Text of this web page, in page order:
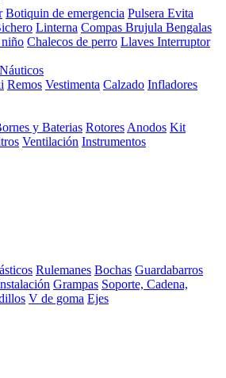
Botiquin de emergencia Pulsera Evita
Linterna Compas Brujula Bengalas
niño Chalecos de perro Llaves Interruptor
Remos Vestimenta Calzado Infladores
y Baterias Rotores Anodos Kit
Ventilación Instrumentos
Rulemanes Bochas Guardabarros
Grampas Soporte, Cadena,
V de goma Ejes